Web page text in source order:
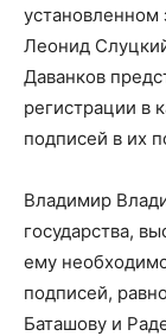
установленном
Леонид
Даванков
регистрации в
подписей в их
Владимир
государства,
ему
подписей,
Баташову и